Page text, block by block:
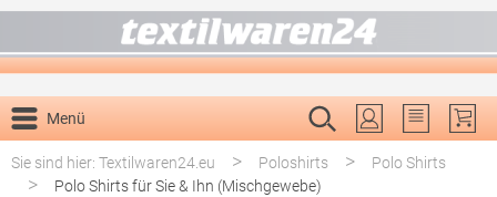
Menü
Du hast 0
Sie sind hier: Textilwaren24.eu
> Poloshirts > Polo Shirts
> Polo Shirts für Sie & Ihn (Mischgewebe)